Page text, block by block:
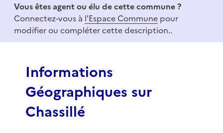
f
Vous êtes agent ou élu de cette commune ?
Connectez-vous à l'Espace Commune pour
modifier ou compléter cette description..
Informations
Géographiques sur
Chassillé